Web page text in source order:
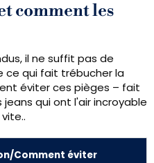
comment les
il ne suffit pas de
ce qui fait trébucher la
éviter ces pièges – fait
qui ont l'air incroyable
Comment éviter